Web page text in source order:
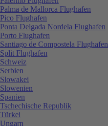
Palma de Mallorca Flughafen
Pico Flughafen
Ponta Delgada Nordela Flughafen
Porto Flughafen
Santiago de Compostela Flughafen
Split Flughafen
Schweiz
Serbien
Slowakei
Slowenien
Spanien
Tschechische Republik
Türkei
Ungarn